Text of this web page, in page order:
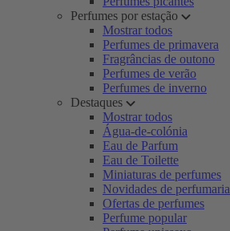
Perfumes por estação
Mostrar todos
Perfumes de primavera
Fragrâncias de outono
Perfumes de verão
Perfumes de inverno
Destaques
Mostrar todos
Água-de-colónia
Eau de Parfum
Eau de Toilette
Miniaturas de perfumes
Novidades de perfumaria
Ofertas de perfumes
Perfume popular